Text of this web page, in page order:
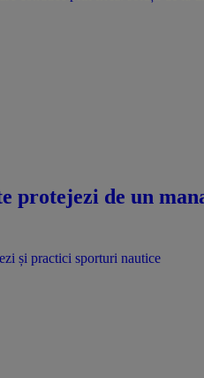
protejezi de un
și practici sporturi nautice